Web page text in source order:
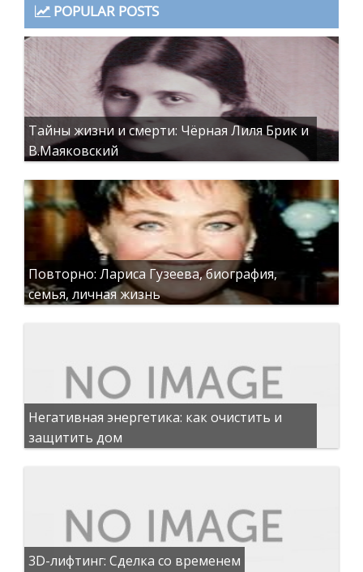
POPULAR POSTS
Тайны жизни и смерти: Чёрная Лиля Брик и
В.Маяковский
Повторно: Лариса Гузеева, биография,
семья, личная жизнь
Негативная энергетика: как очистить и
защитить дом
3D-лифтинг: Сделка со временем